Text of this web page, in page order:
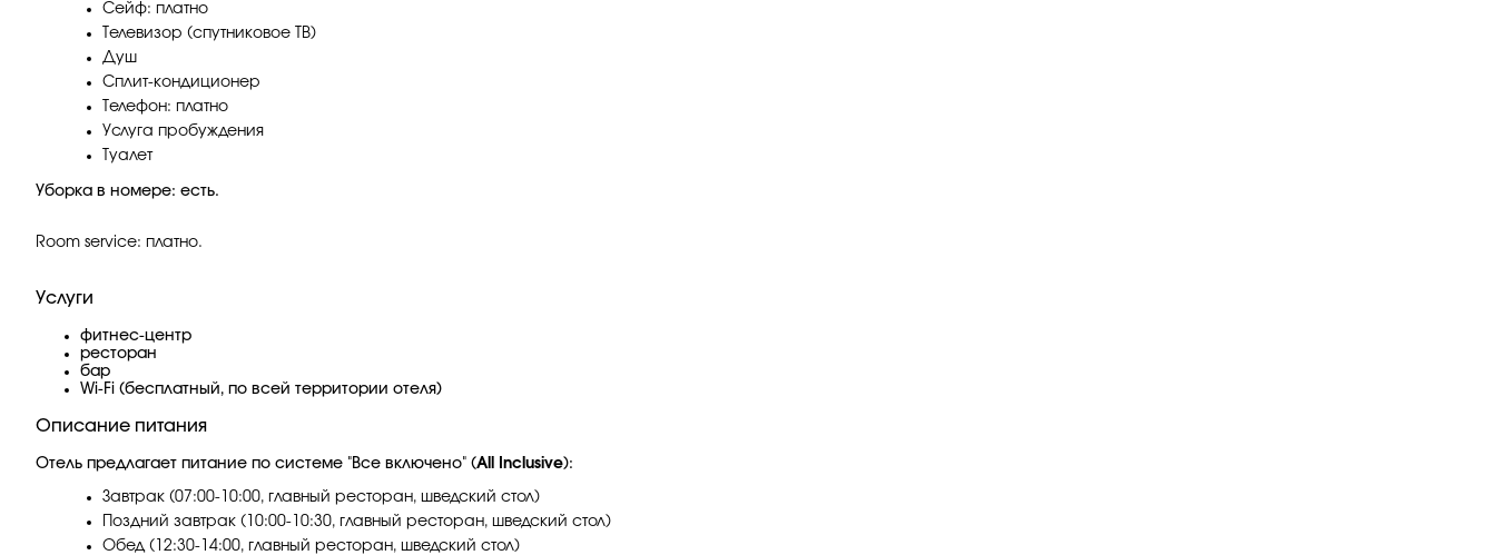
Сейф: платно
Телевизор (спутниковое ТВ)
Душ
Сплит-кондиционер
Телефон: платно
Услуга пробуждения
Туалет
Уборка в номере: есть.
Room service: платно.
Услуги
фитнес-центр
ресторан
бар
Wi-Fi (бесплатный, по всей территории отеля)
Описание питания
Отель предлагает питание по системе "Все включено" (All Inclusive):
Завтрак (07:00-10:00, главный ресторан, шведский стол)
Поздний завтрак (10:00-10:30, главный ресторан, шведский стол)
Обед (12:30-14:00, главный ресторан, шведский стол)